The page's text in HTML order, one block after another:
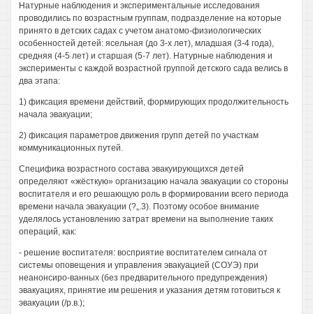
Натурные наблюдения и экспериментальные исследования
проводились по возрастным группам, подразделение на которые
принято в детских садах с учетом анатомо-физиологических
особенностей детей: ясельная (до 3-х лет), младшая (3-4 года),
средняя (4-5 лет) и старшая (5-7 лет). Натурные наблюдения и
эксперименты с каждой возрастной группой детского сада велись в
два этапа:
1) фиксация времени действий, формирующих продолжительность
начала эвакуации;
2) фиксация параметров движения групп детей по участкам
коммуникационных путей.
Специфика возрастного состава эвакуирующихся детей
определяют «жёсткую» организацию начала эвакуации со стороны
воспитателя и его решающую роль в формировании всего периода
времени начала эвакуации (?„.3). Поэтому особое внимание
уделялось установлению затрат времени на выполнение таких
операций, как:
- решение воспитателя: восприятие воспитателем сигнала от
системы оповещения и управления эвакуацией (СОУЭ) при
неанонсиро-ванных (без предварительного предупреждения)
эвакуациях, принятие им решения и указания детям готовиться к
эвакуации (/р.в.);